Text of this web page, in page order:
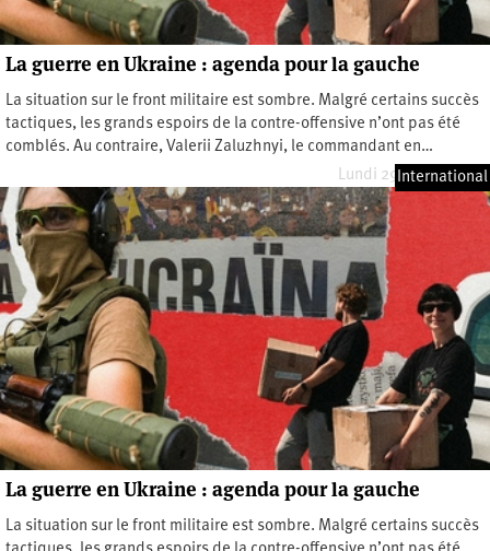
La guerre en Ukraine : agenda pour la gauche
La situation sur le front militaire est sombre. Malgré certains succès
tactiques, les grands espoirs de la contre-offensive n’ont pas été
comblés. Au contraire, Valerii Zaluzhnyi, le commandant en…
Lundi 29 janvier 2024
International
La guerre en Ukraine : agenda pour la gauche
La situation sur le front militaire est sombre. Malgré certains succès